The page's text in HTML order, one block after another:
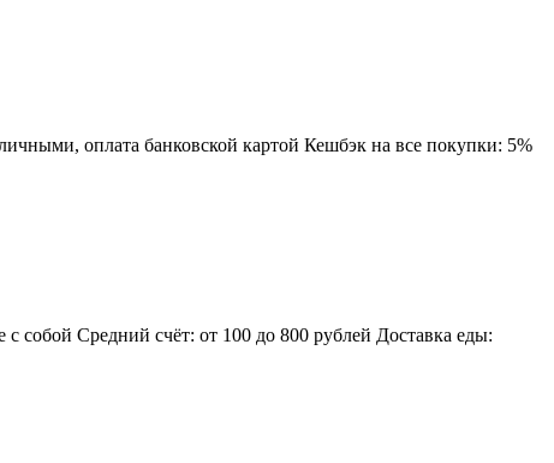
оплата банковской картой Кешбэк на все покупки: 5%
с собой Средний счёт: от 100 до 800 рублей Доставка еды: